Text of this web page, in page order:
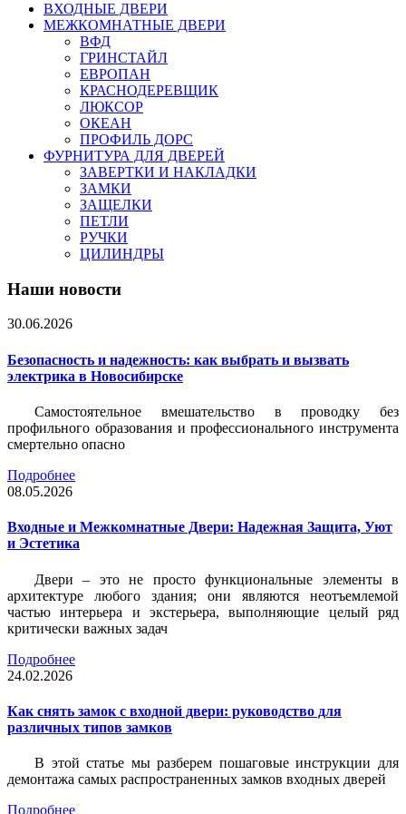
ВХОДНЫЕ ДВЕРИ
МЕЖКОМНАТНЫЕ ДВЕРИ
ВФД
ГРИНСТАЙЛ
ЕВРОПАН
КРАСНОДЕРЕВЩИК
ЛЮКСОР
ОКЕАН
ПРОФИЛЬ ДОРС
ФУРНИТУРА ДЛЯ ДВЕРЕЙ
ЗАВЕРТКИ И НАКЛАДКИ
ЗАМКИ
ЗАЩЕЛКИ
ПЕТЛИ
РУЧКИ
ЦИЛИНДРЫ
Наши новости
30.06.2026
Безопасность и надежность: как выбрать и вызвать
электрика в Новосибирске
Самостоятельное вмешательство в проводку без
профильного образования и профессионального инструмента
смертельно опасно
Подробнее
08.05.2026
Входные и Межкомнатные Двери: Надежная Защита, Уют
и Эстетика
Двери – это не просто функциональные элементы в
архитектуре любого здания; они являются неотъемлемой
частью интерьера и экстерьера, выполняющие целый ряд
критически важных задач
Подробнее
24.02.2026
Как снять замок с входной двери: руководство для
различных типов замков
В этой статье мы разберем пошаговые инструкции для
демонтажа самых распространенных замков входных дверей
Подробнее